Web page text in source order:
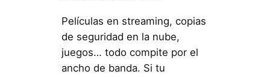
Películas en streaming, copias
de seguridad en la nube,
juegos… todo compite por el
ancho de banda. Si tu